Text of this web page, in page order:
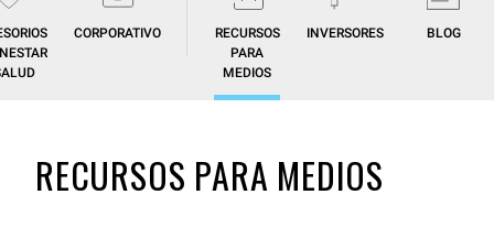
CORPORATIVO
RECURSOS
PARA
MEDIOS
INVERSORES BLOG
RECURSOS PARA MEDIOS